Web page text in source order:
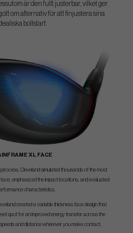
är den fullt justerbar, vilket ger
om alternativ för att finjustera sina
bollstart.
XL FACE
process, Cleveland simulated thousands of the most
emphasized the impact locations, and evaluated
characteristics.
created a variable thickness face design that
spot for an improved energy transfer across the
and distance wherever you make contact.